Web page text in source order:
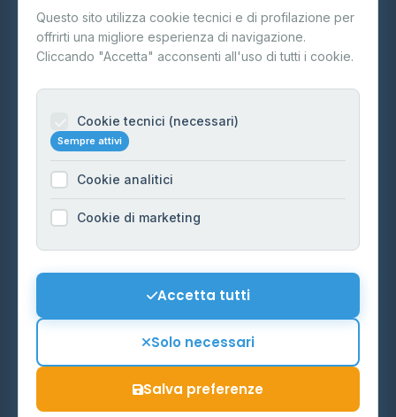
FAQ
Contatti
Informazioni legali
Cookie Policy
Preferenze Cookie
Mappa del sito
Questo sito utilizza cookie tecnici e di profilazione per
offrirti una migliore esperienza di navigazione.
Cliccando "Accetta" acconsenti all'uso di tutti i cookie.
Cookie tecnici (necessari)
Sempre attivi
Cookie analitici
Cookie di marketing
Accetta tutti
Solo necessari
Salva preferenze